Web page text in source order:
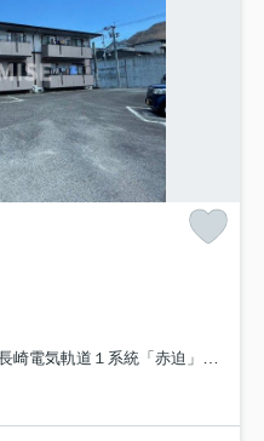
崎電気軌道１系統「赤迫」駅 徒歩68分